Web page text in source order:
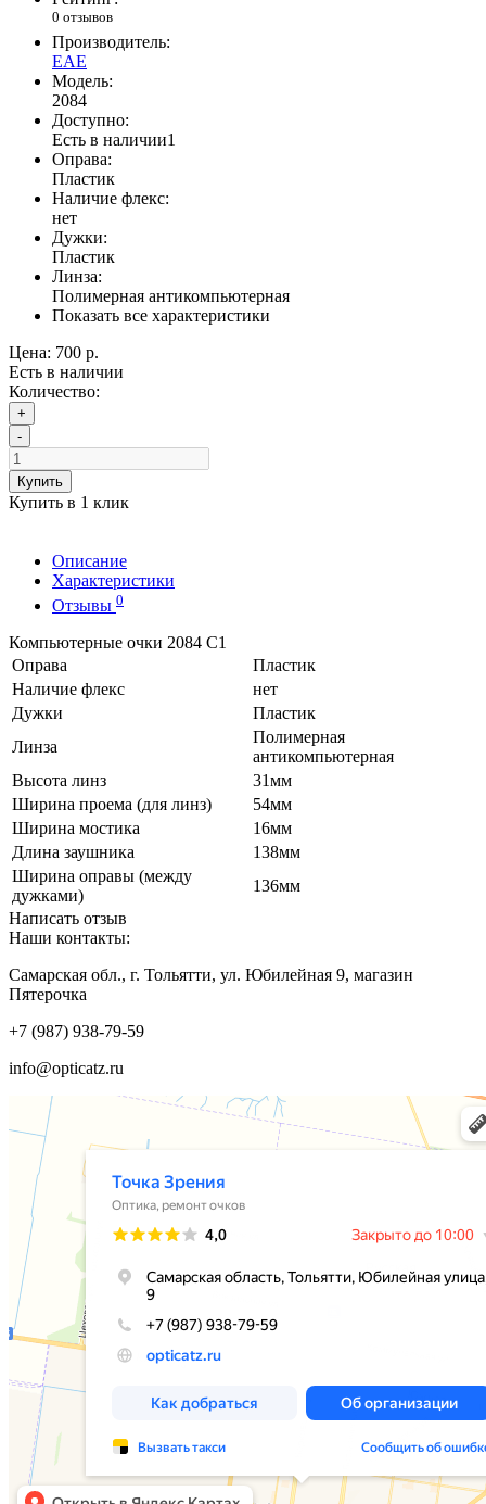
0 отзывов
Производитель:
EAE
Модель:
2084
Доступно:
Есть в наличии1
Оправа:
Пластик
Наличие флекс:
нет
Дужки:
Пластик
Линза:
Полимерная антикомпьютерная
Показать все характеристики
Цена: 700 р.
Есть в наличии
Количество:
+
-
Купить
Купить в 1 клик
Описание
Характеристики
Отзывы 0
Компьютерные очки 2084 С1
Оправа
Пластик
Наличие флекс
нет
Дужки
Пластик
Линза
Полимерная
антикомпьютерная
Высота линз
31мм
Ширина проема (для линз)
54мм
Ширина мостика
16мм
Длина заушника
138мм
Ширина оправы (между
дужками)
136мм
Написать отзыв
Наши контакты:
Самарская обл., г. Тольятти, ул. Юбилейная 9, магазин
Пятерочка
+7 (987) 938-79-59
info@opticatz.ru